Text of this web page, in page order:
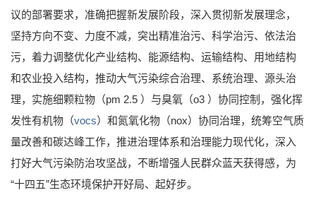
议的部署要求，准确把握新发展阶段，深入贯彻新发展理念，
坚持方向不变、力度不减，突出精准治污、科学治污、依法治
污，着力调整优化产业结构、能源结构、运输结构、用地结构
和农业投入结构，推动大气污染综合治理、系统治理、源头治
理，实施细颗粒物（pm 2.5 ）与臭氧（o3 ）协同控制，强化挥
发性有机物（vocs）和氮氧化物（nox）协同治理，统筹空气质
量改善和碳达峰工作，推进治理体系和治理能力现代化，深入
打好大气污染防治攻坚战，不断增强人民群众蓝天获得感，为
“十四五”生态环境保护开好局、起好步。